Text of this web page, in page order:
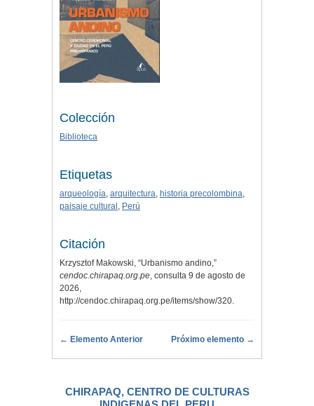
Colección
Biblioteca
Etiquetas
arqueología, arquitectura, historia precolombina,
paisaje cultural , Perú
Citación
Krzysztof Makowski, “Urbanismo andino,”
cendoc.chirapaq.org.pe, consulta 9 de agosto de
2026,
http://cendoc.chirapaq.org.pe/items/show/320.
← Elemento Anterior Próximo elemento →
CHIRAPAQ, CENTRO DE CULTURAS